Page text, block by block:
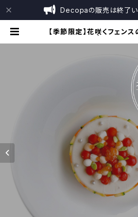
Decopaの販売は終了い
【季節限定】花咲くフェンス